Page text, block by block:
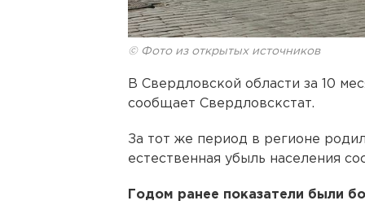
© Фото из открытых источников
В Свердловской области за 10
сообщает Свердловскстат.
За тот же период в регионе
естественная убыль населения
Годом ранее показатели были